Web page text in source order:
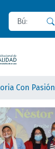
Buscar
Con Pasión